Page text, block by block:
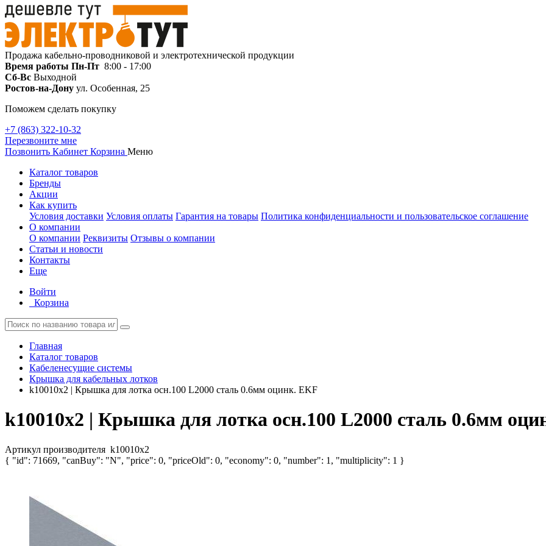
Продажа кабельно-проводниковой и электротехнической продукции
Время работы Пн-Пт 8:00 - 17:00
Сб-Вс Выходной
Ростов-на-Дону ул. Особенная, 25
Поможем сделать покупку
+7 (863) 322-10-32
Перезвоните мне
Позвонить Кабинет Корзина Меню
Каталог товаров
Бренды
Акции
Как купить
Условия доставки Условия оплаты Гарантия на товары Политика конфиденциальности и пользовательское соглашение
О компании
О компании Реквизиты Отзывы о компании
Статьи и новости
Контакты
Еще
Войти
Корзина
Главная
Каталог товаров
Кабеленесущие системы
Крышка для кабельных лотков
k10010x2 | Крышка для лотка осн.100 L2000 сталь 0.6мм оцинк. EKF
k10010x2 | Крышка для лотка осн.100 L2000 сталь 0.6мм
Артикул производителя k10010x2
{ "id": 71669, "canBuy": "N", "price": 0, "priceOld": 0, "economy": 0, "number": 1, "multiplicity": 1 }